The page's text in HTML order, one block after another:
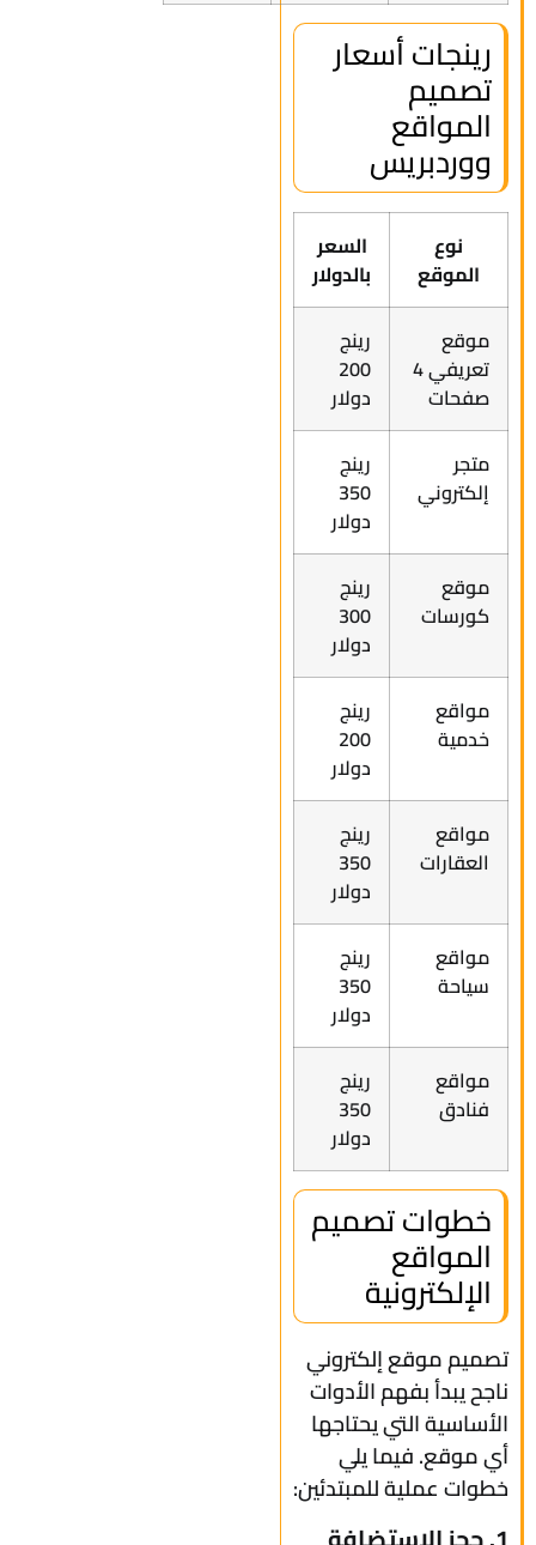
رينجات أسعار
تصميم
المواقع
ووردبريس
نوع
الموقع
السعر
بالدولار
موقع
تعريفي 4
صفحات
رينج
200
دولار
متجر
إلكتروني
رينج
350
دولار
موقع
كورسات
رينج
300
دولار
مواقع
خدمية
رينج
200
دولار
مواقع
العقارات
رينج
350
دولار
مواقع
سياحة
رينج
350
دولار
مواقع
فنادق
رينج
350
دولار
خطوات تصميم
المواقع
الإلكترونية
تصميم موقع إلكتروني
ناجح يبدأ بفهم الأدوات
الأساسية التي يحتاجها
أي موقع. فيما يلي
خطوات عملية للمبتدئين: